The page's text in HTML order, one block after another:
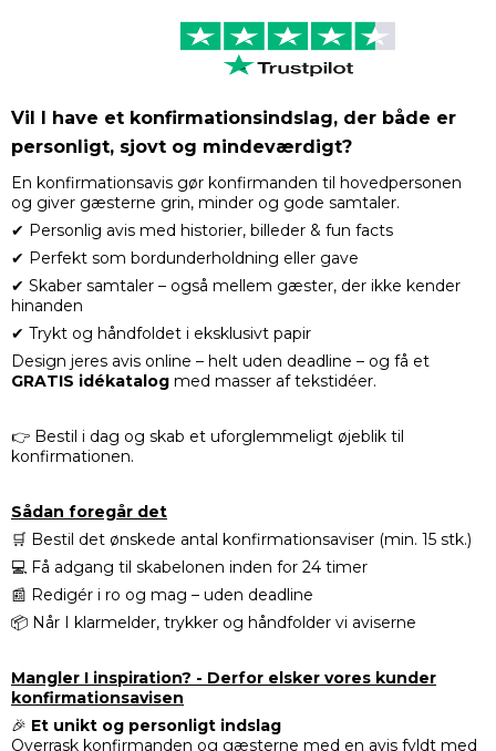
Vil I have et konfirmationsindslag, der både er
personligt, sjovt og mindeværdigt?
En konfirmationsavis gør konfirmanden til hovedpersonen
og giver gæsterne grin, minder og gode samtaler.
✔ Personlig avis med historier, billeder & fun facts
✔ Perfekt som bordunderholdning eller gave
✔ Skaber samtaler – også mellem gæster, der ikke kender
hinanden
✔ Trykt og håndfoldet i eksklusivt papir
Design jeres avis online – helt uden deadline – og få et
GRATIS idékatalog med masser af tekstidéer.
👉 Bestil i dag og skab et uforglemmeligt øjeblik til
konfirmationen.
Sådan foregår det
🛒 Bestil det ønskede antal konfirmationsaviser (min. 15 stk.)
💻 Få adgang til skabelonen inden for 24 timer
📰 Redigér i ro og mag – uden deadline
📦 Når I klarmelder, trykker og håndfolder vi aviserne
Mangler I inspiration? - Derfor elsker vores kunder
konfirmationsavisen
🎉 Et unikt og personligt indslag
Overrask konfirmanden og gæsterne med en avis fyldt med